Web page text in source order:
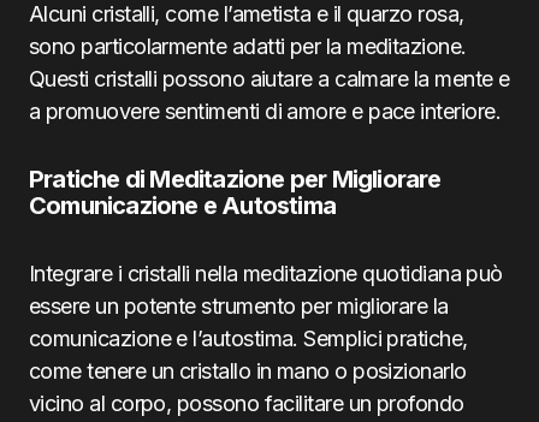
Alcuni cristalli, come l’ametista e il quarzo rosa,
sono particolarmente adatti per la meditazione.
Questi cristalli possono aiutare a calmare la mente e
a promuovere sentimenti di amore e pace interiore.
Pratiche di Meditazione per Migliorare
Comunicazione e Autostima
Integrare i cristalli nella meditazione quotidiana può
essere un potente strumento per migliorare la
comunicazione e l’autostima. Semplici pratiche,
come tenere un cristallo in mano o posizionarlo
vicino al corpo, possono facilitare un profondo